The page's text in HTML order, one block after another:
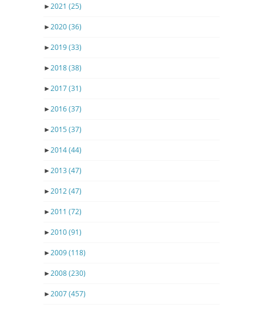
►2021 (25)
►2020(36)
►2019(33)
►2018(38)
►2017(31)
►2016(37)
►2015(37)
►2014(44)
►2013 (47)
►2012(47)
►2011 (72)
►2010(91)
►2009(118)
►2008(230)
►2007(457)